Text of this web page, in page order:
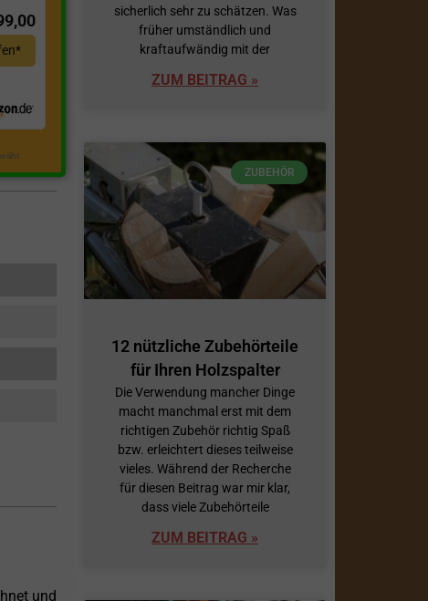
und
sicherlich sehr zu schätzen. Was
früher umständlich und
kraftaufwändig mit der
ZUM BEITRAG »
ZUBEHÖR
12 nützliche Zubehörteile
für Ihren Holzspalter
Die Verwendung mancher Dinge
macht manchmal erst mit dem
richtigen Zubehör richtig Spaß
bzw. erleichtert dieses teilweise
vieles. Während der Recherche
für diesen Beitrag war mir klar,
dass viele Zubehörteile
ZUM BEITRAG »